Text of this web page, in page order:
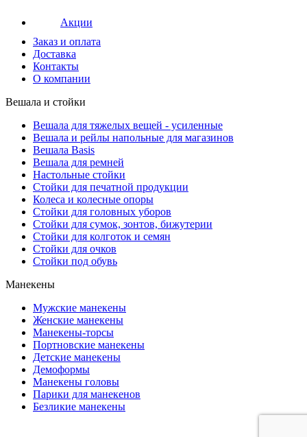
Акции
Заказ и оплата
Доставка
Контакты
О компании
Вешала и стойки
Вешала для тяжелых вещей - усиленные
Вешала и рейлы напольные для магазинов
Вешала Basis
Вешала для ремней
Настольные стойки
Стойки для печатной продукции
Колеса и колесные опоры
Стойки для головных уборов
Стойки для сумок, зонтов, бижутерии
Стойки для колготок и семян
Стойки для очков
Стойки под обувь
Манекены
Мужские манекены
Женские манекены
Манекены-торсы
Портновские манекены
Детские манекены
Демоформы
Манекены головы
Парики для манекенов
Безликие манекены